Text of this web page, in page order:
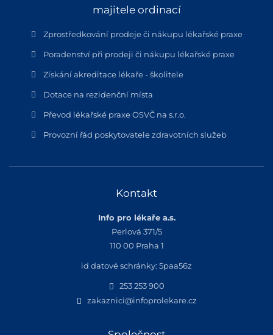
majitele ordinací
Zprostředkování prodeje či nákupu lékařské praxe
Poradenství při prodeji či nákupu lékařské praxe
Získání akreditace lékaře - školitele
Dotace na rezidenční místa
Převod lékařské praxe OSVČ na s.r.o.
Provozní řád poskytovatele zdravotních služeb
Kontakt
Info pro lékaře a.s.
Perlová 371/5
110 00 Praha 1
id datové schránky: 5paa56z
253 253 900
zakaznici@infoprolekare.cz